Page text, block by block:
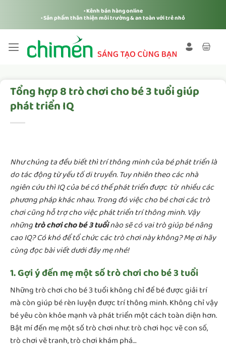
nội
dung
• Kênh bán hàng online
• Sản phẩm thân thiện môi trường & an toàn với trẻ nhỏ
Tổng hợp 8 trò chơi cho bé 3 tuổi giúp
phát triển IQ
Như chúng ta đều biết thì trí thông minh của bé phát triển là
do tác động từ yếu tố di truyền. Tuy nhiên theo các nhà
ngiên cứu thì IQ của bé có thể phát triển được từ nhiều các
phương pháp khác nhau. Trong đó việc cho bé chơi các trò
chơi cũng hỗ trợ cho việc phát triển trí thông minh. Vậy
nhữngtrò chơi cho bé 3 tuổinào sẽ có vai trò giúp bé nâng
cao IQ? Có khó để tổ chức các trò chơi này không? Mẹ ơi hãy
cùng đọc bài viết dưới đây mẹ nhé!
1. Gợi ý đến mẹ một số trò chơi cho bé 3 tuổi
Những trò chơi cho bé 3 tuổi không chỉ để bé được giải trí
mà còn giúp bé rèn luyện được trí thông minh. Không chỉ vậy
bé yêu còn khỏe mạnh và phát triển một cách toàn diện hơn.
Bật mí đến mẹ một số trò chơi như: trò chơi học vẽ con số,
trò chơi vẽ tranh, trò chơi khám phá…